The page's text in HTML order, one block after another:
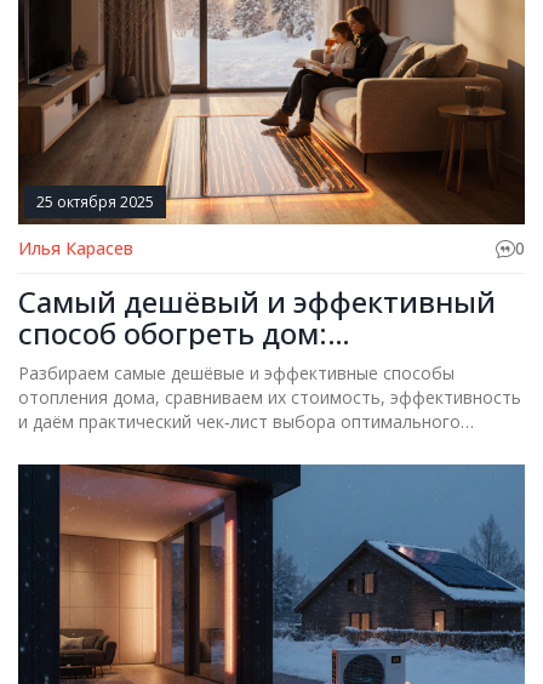
25 октября 2025
Илья Карасев 0
Самый дешёвый и эффективный
способ обогреть дом:
практический гид
Разбираем самые дешёвые и эффективные способы
отопления дома, сравниваем их стоимость, эффективность
и даём практический чек‑лист выбора оптимального